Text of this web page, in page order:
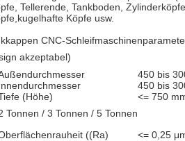
Tellerende, Tankboden, Zylinderköpfe,
Köpfe usw.
CNC-
akzeptabel)
450 bis
450 bis
(Höhe)
<= 750
Tonnen / 3 Tonnen / 5 Tonnen
((Ra)
<= 0,25